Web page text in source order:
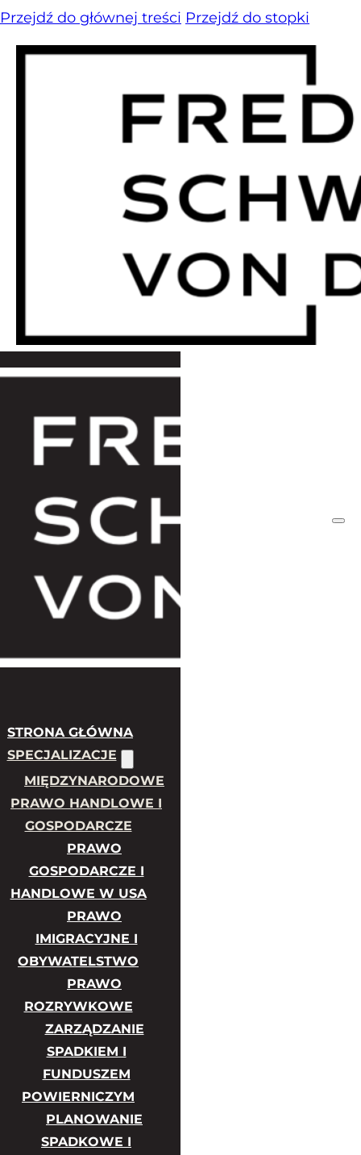
Przejdź do głównej treści Przejdź do stopki
STRONA GŁÓWNA
SPECJALIZACJE
MIĘDZYNARODOWE
PRAWO HANDLOWE I
GOSPODARCZE
PRAWO
GOSPODARCZE I
HANDLOWE W USA
PRAWO
IMIGRACYJNE I
OBYWATELSTWO
PRAWO
ROZRYWKOWE
ZARZĄDZANIE
SPADKIEM I
FUNDUSZEM
POWIERNICZYM
PLANOWANIE
SPADKOWE I